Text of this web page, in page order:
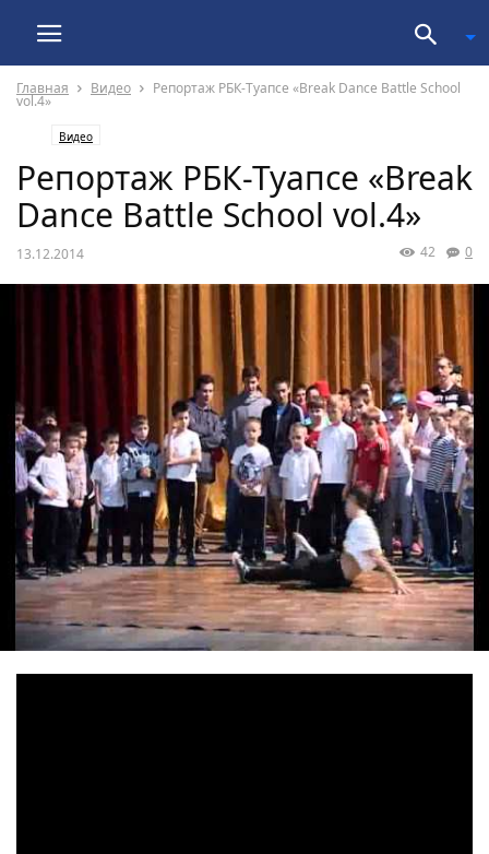
Главная Видео Репортаж РБК-Туапсе «Break Dance Battle School
vol.4»
Видео
Репортаж РБК-Туапсе «Break
Dance Battle School vol.4»
13.12.2014 0
42